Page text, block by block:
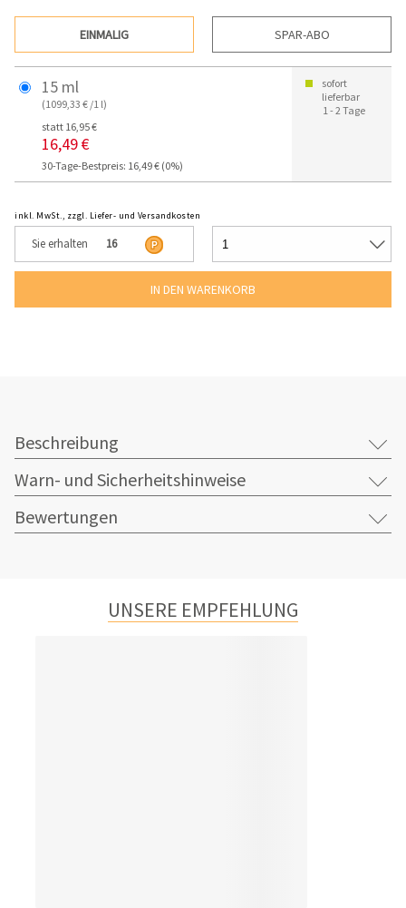
EINMALIG SPAR-ABO
15 ml
(1099,33 € /1 l)
statt 16,95 €
16,49 €
30-Tage-Bestpreis: 16,49 € (0%)
sofort
lieferbar
1 - 2 Tage
inkl. MwSt., zzgl. Liefer- und Versandkosten
Sie erhalten 16
Beschreibung
Warn- und Sicherheitshinweise
Bewertungen
UNSERE EMPFEHLUNG